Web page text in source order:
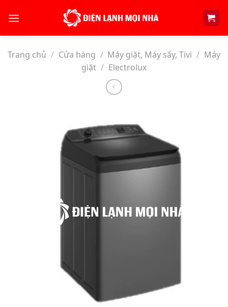
Trang chủ / Cửa hàng / Máy giặt, Máy sấy, Tivi / Máy
giặt / Electrolux